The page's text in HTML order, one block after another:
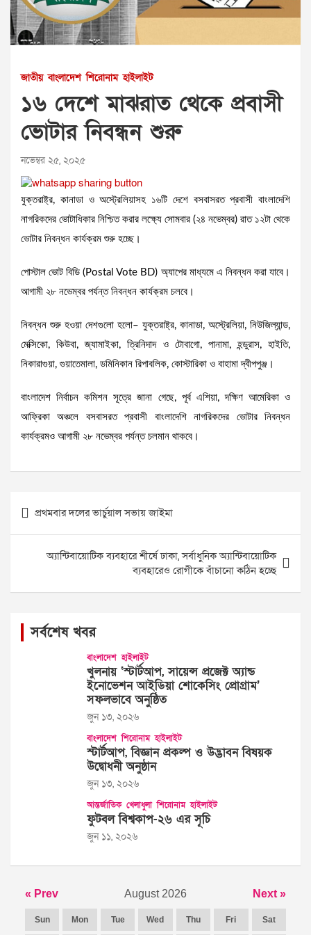
জাতীয় বাংলাদেশ শিরোনাম হাইলাইট
১৬ দেশে মাঝরাত থেকে প্রবাসী
ভোটার নিবন্ধন শুরু
নভেম্বর ২৫, ২০২৫
যুক্তরাষ্ট্র, কানাডা ও অস্ট্রেলিয়াসহ ১৬টি দেশে বসবাসরত প্রবাসী বাংলাদেশি
নাগরিকদের ভোটাধিকার নিশ্চিত করার লক্ষ্যে সোমবার (২৪ নভেম্বর) রাত ১২টা থেকে
ভোটার নিবন্ধন কার্যক্রম শুরু হচ্ছে।
পোস্টাল ভোট বিডি (Postal Vote BD) অ্যাপের মাধ্যমে এ নিবন্ধন করা যাবে।
আগামী ২৮ নভেম্বর পর্যন্ত নিবন্ধন কার্যক্রম চলবে।
নিবন্ধন শুরু হওয়া দেশগুলো হলো– যুক্তরাষ্ট্র, কানাডা, অস্ট্রেলিয়া, নিউজিল্যান্ড,
মেক্সিকো, কিউবা, জ্যামাইকা, ত্রিনিদাদ ও টোবাগো, পানামা, হন্ডুরাস, হাইতি,
নিকারাগুয়া, গুয়াতেমালা, ডমিনিকান রিপাবলিক, কোস্টারিকা ও বাহামা দ্বীপপুঞ্জ।
বাংলাদেশ নির্বাচন কমিশন সূত্রে জানা গেছে, পূর্ব এশিয়া, দক্ষিণ আমেরিকা ও
আফ্রিকা অঞ্চলে বসবাসরত প্রবাসী বাংলাদেশি নাগরিকদের ভোটার নিবন্ধন
কার্যক্রমও আগামী ২৮ নভেম্বর পর্যন্ত চলমান থাকবে।
Post
navigation
প্রথমবার দলের ভার্চুয়াল সভায় জাইমা
অ্যান্টিবায়োটিক ব্যবহারে শীর্ষে ঢাকা, সর্বাধুনিক অ্যান্টিবায়োটিক
ব্যবহারেও রোগীকে বাঁচানো কঠিন হচ্ছে
সর্বশেষ খবর
বাংলাদেশ হাইলাইট
খুলনায় ‘স্টার্টআপ, সায়েন্স প্রজেক্ট অ্যান্ড
ইনোভেশন আইডিয়া শোকেসিং প্রোগ্রাম’
সফলভাবে অনুষ্ঠিত
জুন ১৩, ২০২৬
বাংলাদেশ শিরোনাম হাইলাইট
স্টার্টআপ, বিজ্ঞান প্রকল্প ও উদ্ভাবন বিষয়ক
উদ্বোধনী অনুষ্ঠান
জুন ১৩, ২০২৬
আন্তর্জাতিক খেলাধুলা শিরোনাম হাইলাইট
ফুটবল বিশ্বকাপ-২৬ এর সূচি
জুন ১১, ২০২৬
« Prev August 2026 Next »
Sun Mon Tue Wed Thu Fri Sat